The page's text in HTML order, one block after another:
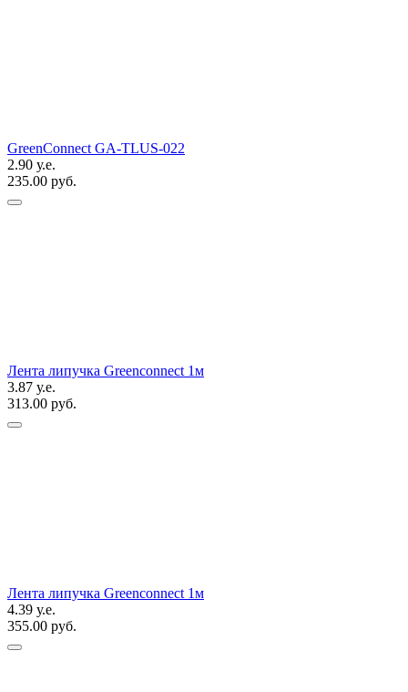
GreenConnect GA-TLUS-022
2.90 у.е.
235.00 руб.
Лента липучка Greenconnect 1м
3.87 у.е.
313.00 руб.
Лента липучка Greenconnect 1м
4.39 у.е.
355.00 руб.